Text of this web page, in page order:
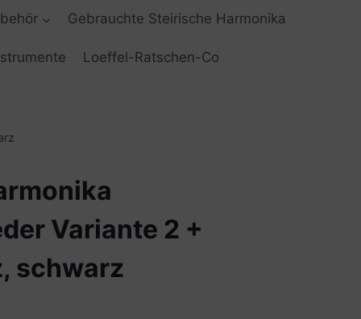
Gebrauchte Steirische Harmonika
Loeffel-Ratschen-Co
Variante 2 +
schwarz